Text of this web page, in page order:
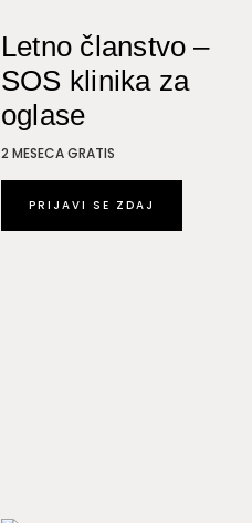
Letno članstvo –
SOS klinika za
oglase
2 MESECA GRATIS
PRIJAVI SE ZDAJ